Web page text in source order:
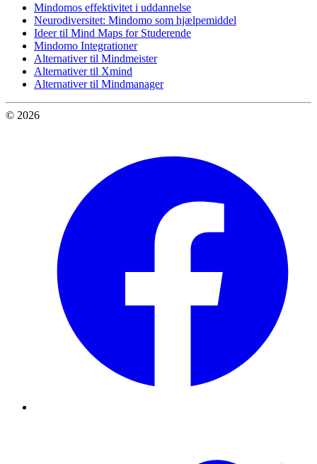
Mindomos effektivitet i uddannelse
Neurodiversitet: Mindomo som hjælpemiddel
Ideer til Mind Maps for Studerende
Mindomo Integrationer
Alternativer til Mindmeister
Alternativer til Xmind
Alternativer til Mindmanager
© 2026